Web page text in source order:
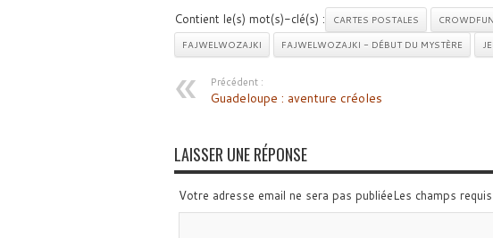
Contient le(s) mot(s)-clé(s) : CARTES POSTALES
FAJWELWOZAJKI
FAJWELWOZAJKI - DÉBUT DU MYSTÈRE
Précédent :
Guadeloupe : aventure créoles
LAISSER UNE RÉPONSE
Votre adresse email ne sera pas publiéeLes champs